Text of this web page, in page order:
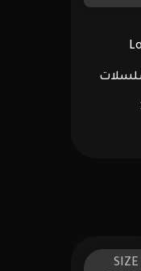
SIZE